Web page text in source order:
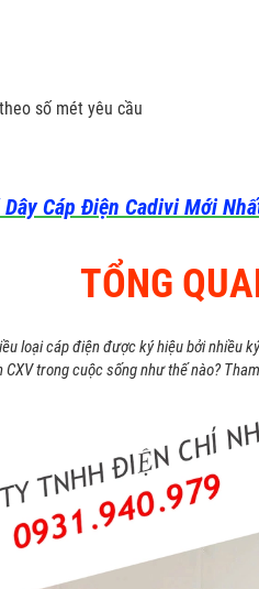
số mét yêu cầu
Cáp Điện Cadivi Mới
TỔNG
loại cáp điện được ký hiệu bởi nhiều
CXV trong cuộc sống như thế nào?